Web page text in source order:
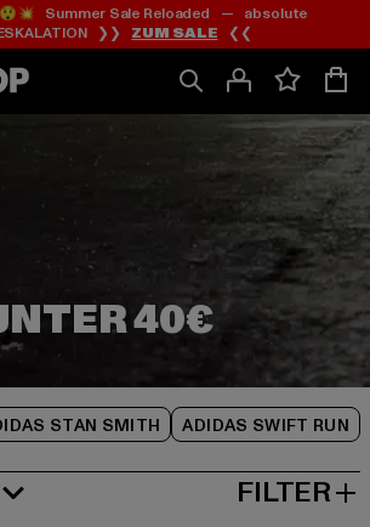
Zum
Inhalt
springen
Zum
Fußzeile
springen
Summer Sale Reloaded — absolute
❯❯ ZUM SALE ❮❮
STAN SMITH ADIDAS SWIFT RUN
Zum
Produktraster
springen
FILTER